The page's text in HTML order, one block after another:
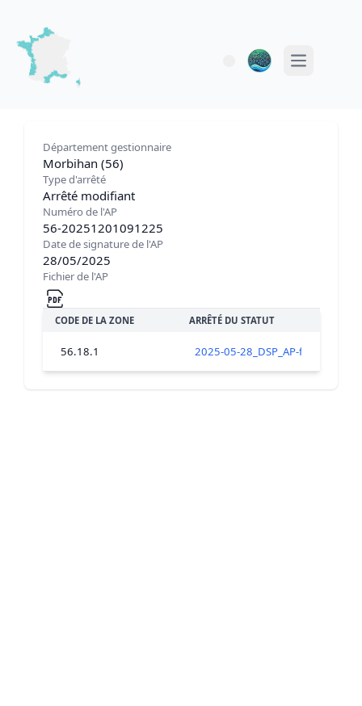
Open main
Département gestionnaire
Morbihan (56)
Type d'arrêté
Arrêté modifiant
Numéro de l'AP
56-20251201091225
Date de signature de l'AP
28/05/2025
Fichier de l'AP
CODE DE LA ZONE ARRÊTÉ DU STATUT
56.18.1 2025-05-28_DSP_AP-